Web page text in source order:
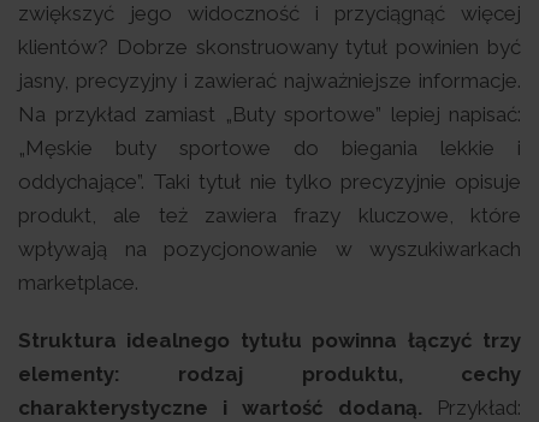
zwiększyć jego widoczność i przyciągnąć więcej
klientów? Dobrze skonstruowany tytuł powinien być
jasny, precyzyjny i zawierać najważniejsze informacje.
Na przykład zamiast „Buty sportowe” lepiej napisać:
„Męskie buty sportowe do biegania lekkie i
oddychające”. Taki tytuł nie tylko precyzyjnie opisuje
produkt, ale też zawiera frazy kluczowe, które
wpływają na pozycjonowanie w wyszukiwarkach
marketplace.
Struktura idealnego tytułu powinna łączyć trzy
elementy: rodzaj produktu, cechy
charakterystyczne i wartość dodaną. Przykład: